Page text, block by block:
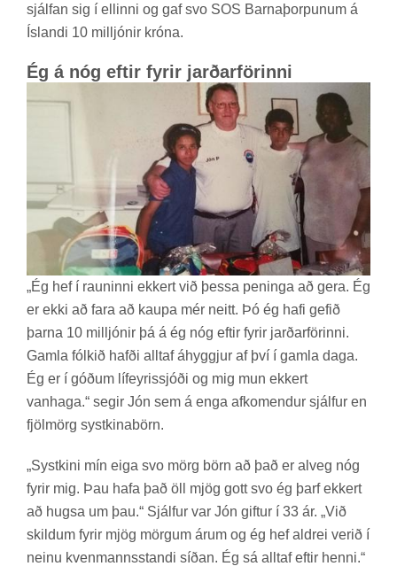
sjálf­an sig í ell­inni og gaf svo SOS Barna­þorp­un­um á
Ís­landi 10 millj­ón­ir króna.
Ég á nóg eft­ir fyr­ir jarð­ar­för­inni
„Ég hef í raun­inni ekk­ert við þessa pen­inga að gera. Ég
er ekki að fara að kaupa mér neitt. Þó ég hafi gef­ið
þarna 10 millj­ón­ir þá á ég nóg eft­ir fyr­ir jarð­ar­för­inni.
Gamla fólk­ið hafði alltaf áhyggj­ur af því í gamla daga.
Ég er í góð­um líf­eyr­is­sjóði og mig mun ekk­ert
van­haga.“ seg­ir Jón sem á enga af­kom­end­ur sjálf­ur en
fjöl­mörg systkina­börn.
„Systkini mín eiga svo mörg börn að það er al­veg nóg
fyr­ir mig. Þau hafa það öll mjög gott svo ég þarf ekk­ert
að hugsa um þau.“ Sjálf­ur var Jón gift­ur í 33 ár. „Við
skild­um fyr­ir mjög mörg­um árum og ég hef aldrei ver­ið í
neinu kven­manns­st­andi síð­an. Ég sá alltaf eft­ir henni.“